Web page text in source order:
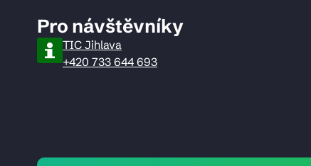
Pro návštěvníky
TIC Jihlava
+420 733 644 693